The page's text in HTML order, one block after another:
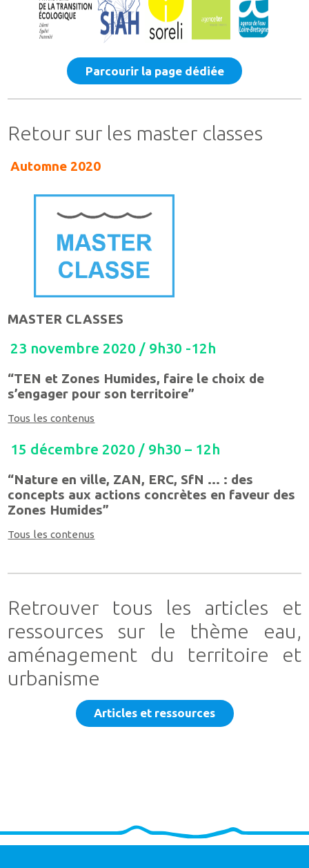
Parcourir la page dédiée
Retour sur les master classes
Automne 2020
MASTER CLASSES
23 novembre 2020 / 9h30 -12h
“TEN et Zones Humides, faire le choix de
s’engager pour son territoire”
Tous les contenus
15 décembre 2020 / 9h30 – 12h
“Nature en ville, ZAN, ERC, SfN … : des
concepts aux actions concrètes en faveur des
Zones Humides”
Tous les contenus
Retrouver tous les articles et
ressources sur le thème eau,
aménagement du territoire et
urbanisme
Articles et ressources